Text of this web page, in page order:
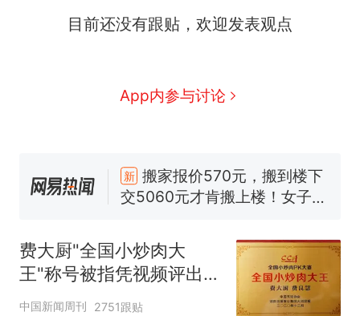
目前还没有跟贴，欢迎发表观点
App内参与讨论
人生
新 搬家报价570元，搬到楼下
交5060元才肯搬上楼！女子傻
号，仅凭视频评出？中国烹饪
协会回应
台风"白海豚"中心附近最大风
力已达15级 最新研判
佛山一中学招聘物理教师，笔
费大厨"全国小炒肉大
王"称号被指凭视频评出
官方回应
中国新闻周刊 2751跟贴